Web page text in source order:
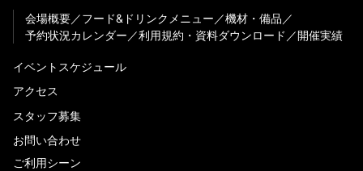
会場概要
フード&ドリンクメニュー
機材・備品
予約状況カレンダー
利用規約・資料ダウンロード 開催実績
イベントスケジュール
アクセス
スタッフ募集
お問い合わせ
ご利用シーン